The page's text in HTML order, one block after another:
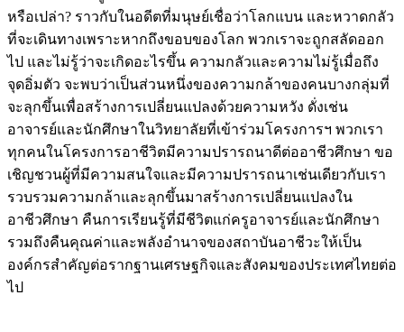
หรือเปล่า? ราวกับในอดีตที่มนุษย์เชื่อว่าโลกแบน และหวาดกลัว
ที่จะเดินทางเพราะหากถึงขอบของโลก พวกเราจะถูกสลัดออก
ไป และไม่รู้ว่าจะเกิดอะไรขึ้น ความกลัวและความไม่รู้เมื่อถึง
จุดอิ่มตัว จะพบว่าเป็นส่วนหนึ่งของความกล้าของคนบางกลุ่มที่
จะลุกขึ้นเพื่อสร้างการเปลี่ยนแปลงด้วยความหวัง ดั่งเช่น
อาจารย์และนักศึกษาในวิทยาลัยที่เข้าร่วมโครงการฯ พวกเรา
ทุกคนในโครงการอาชีวิตมีความปรารถนาดีต่ออาชีวศึกษา ขอ
เชิญชวนผู้ที่มีความสนใจและมีความปรารถนาเช่นเดียวกับเรา
รวบรวมความกล้าและลุกขึ้นมาสร้างการเปลี่ยนแปลงใน
อาชีวศึกษา คืนการเรียนรู้ที่มีชีวิตแก่ครูอาจารย์และนักศึกษา
รวมถึงคืนคุณค่าและพลังอำนาจของสถาบันอาชีวะให้เป็น
องค์กรสำคัญต่อรากฐานเศรษฐกิจและสังคมของประเทศไทยต่อ
ไป